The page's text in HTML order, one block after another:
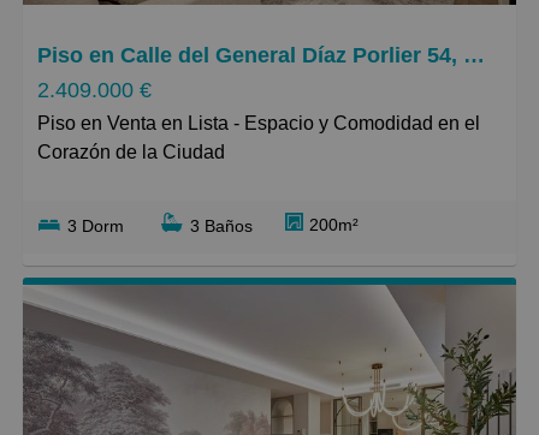
Piso en Calle del General Díaz Porlier 54, Lista
2.409.000 €
Piso en Venta en Lista - Espacio y Comodidad en el
Corazón de la Ciudad
Descubre este impresionante piso de 200 metros
cuadrados, ubicado en una de las calles más
demandadas de Lista. Con tres amplias habitaciones
y tres baños, esta vivienda ha sido recientemente
reformada, ofreciendo acabados de alta calidad que
destacan por su elegancia y funcionalidad. La
distribución optimizada permite disfrutar de una zona
de estar espaciosa, ideal para compartir momentos
3 Dorm 3 Baños 200m²